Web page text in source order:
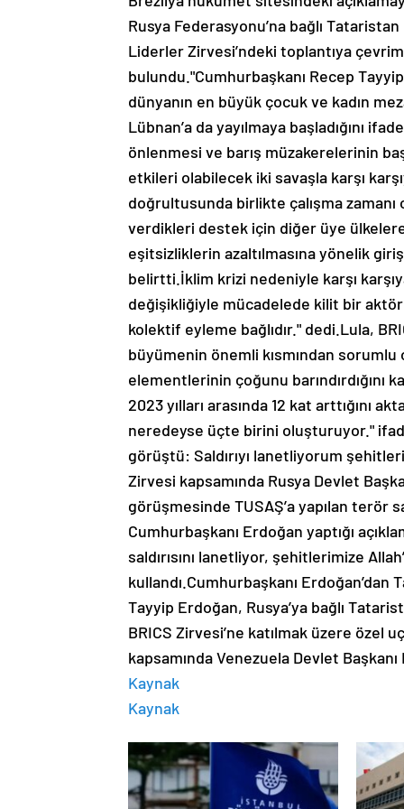
Rusya Federasyonu’na bağlı
Liderler Zirvesi’ndeki toplantıya
bulundu."Cumhurbaşkanı Recep
dünyanın en büyük çocuk ve kadın
Lübnan’a da yayılmaya başladığını
önlenmesi ve barış müzakerelerinin
etkileri olabilecek iki savaşla karşı
doğrultusunda birlikte çalışma zamanı
verdikleri destek için diğer üye
eşitsizliklerin azaltılmasına yönelik
belirtti.İklim krizi nedeniyle karşı
değişikliğiyle mücadelede kilit bir
kolektif eyleme bağlıdır." dedi.Lula,
büyümenin önemli kısmından
elementlerinin çoğunu barındırdığını
2023 yılları arasında 12 kat arttığını
neredeyse üçte birini oluşturuyor."
görüştü: Saldırıyı lanetliyorum
Zirvesi kapsamında Rusya Devlet
görüşmesinde TUSAŞ’a yapılan terör
Cumhurbaşkanı Erdoğan yaptığı
saldırısını lanetliyor, şehitlerimize
kullandı.Cumhurbaşkanı
Tayyip Erdoğan, Rusya’ya bağlı
BRICS Zirvesi’ne katılmak üzere özel
kapsamında Venezuela Devlet
Kaynak
Kaynak